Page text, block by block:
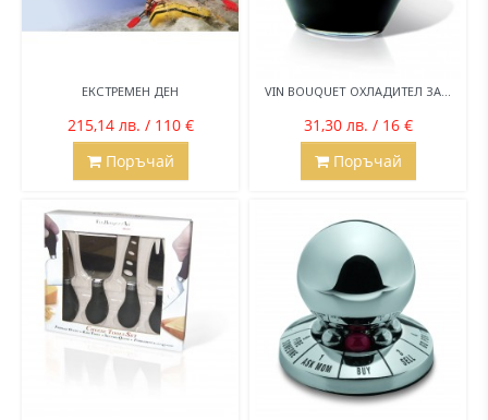
ЕКСТРЕМЕН ДЕН
215,14 лв. / 110 €
Поръчай
VIN BOUQUET ОХЛАДИТЕЛ ЗА...
31,30 лв. / 16 €
Поръчай